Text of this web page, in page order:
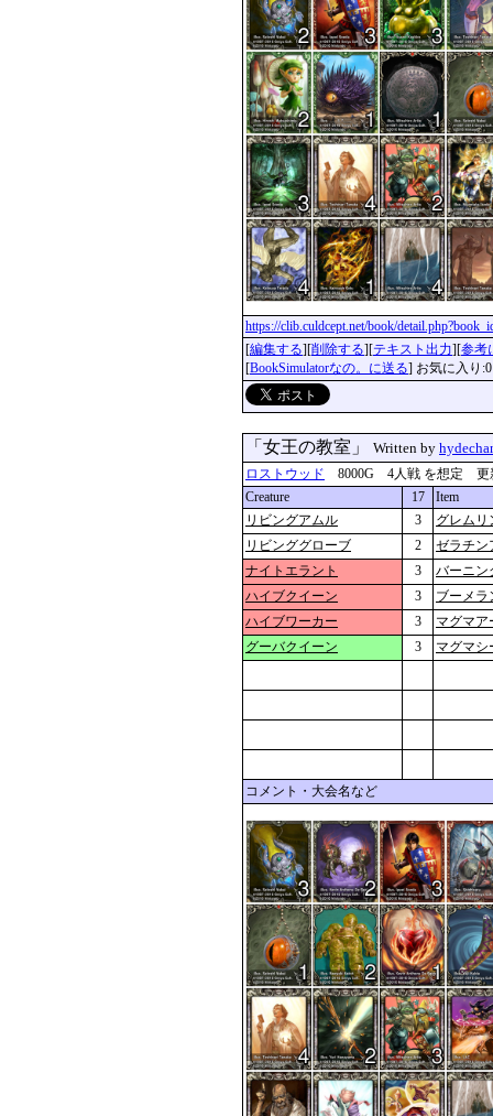
https://clib.culdcept.net/book/
[編集する][削除する][テキスト出力][参考
[BookSimulatorなの。に送る] お気に入り:0
「女王の教室」 Written by
ロストウッド 8000G 4人戦 を想定 更新
Creature
17
Item
リビングアムル
3
グレムリ
リビンググローブ
2
ゼラチン
ナイトエラント
3
バーニン
ハイブクイーン
3
ブーメラ
ハイブワーカー
3
マグマア
グーバクイーン
3 マグマシ
コメント・大会名など